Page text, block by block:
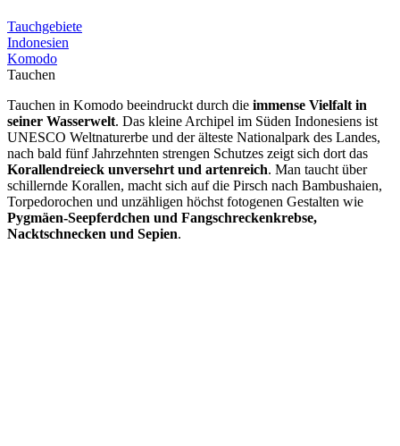
Tauchgebiete
Indonesien
Komodo
Tauchen
Tauchen in Komodo beeindruckt durch die immense Vielfalt in
seiner Wasserwelt. Das kleine Archipel im Süden Indonesiens ist
UNESCO Weltnaturerbe und der älteste Nationalpark des Landes,
nach bald fünf Jahrzehnten strengen Schutzes zeigt sich dort das
Korallendreieck unversehrt und artenreich. Man taucht über
schillernde Korallen, macht sich auf die Pirsch nach Bambushaien,
Torpedorochen und unzähligen höchst fotogenen Gestalten wie
Pygmäen-Seepferdchen und Fangschreckenkrebse,
Nacktschnecken und Sepien.